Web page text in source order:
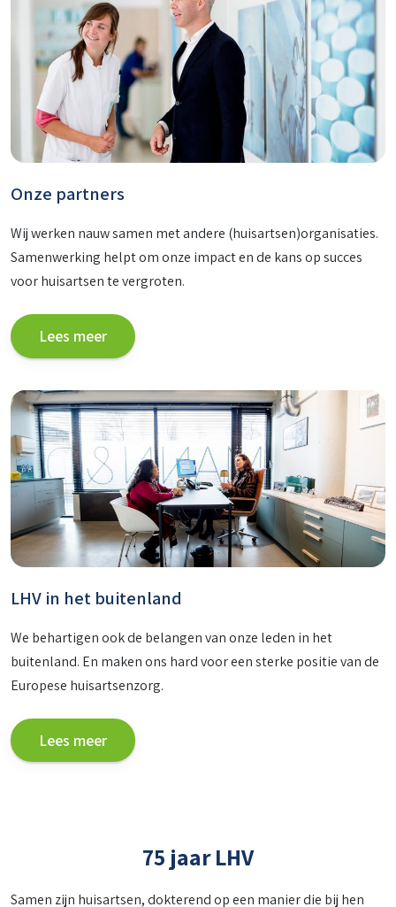
Onze partners
Wij werken nauw samen met andere (huisartsen)organisaties.
Samenwerking helpt om onze impact en de kans op succes
voor huisartsen te vergroten.
Lees meer
LHV in het buitenland
We behartigen ook de belangen van onze leden in het
buitenland. En maken ons hard voor een sterke positie van de
Europese huisartsenzorg.
Lees meer
75 jaar LHV
Samen zijn huisartsen, dokterend op een manier die bij hen